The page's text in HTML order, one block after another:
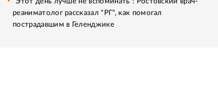
реаниматолог рассказал "РГ", как помогал
пострадавшим в Геленджике